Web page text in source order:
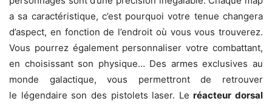
a sa caractéristique, c’est pourquoi votre tenue changera
d’aspect, en fonction de l’endroit où vous vous trouverez.
Vous pourrez également personnaliser votre combattant,
en choisissant son physique… Des armes exclusives au
monde galactique, vous permettront de retrouver
le légendaire son des pistolets laser. Leréacteur dorsal